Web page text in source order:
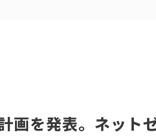
画を発表。ネット